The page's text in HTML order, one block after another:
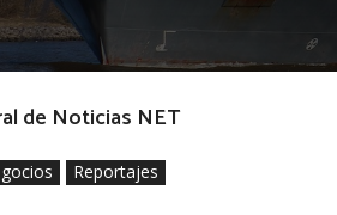
de Noticias NET
Reportajes